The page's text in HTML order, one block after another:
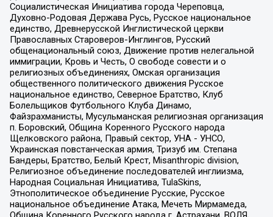
Социалистическая Инициатива города Череповца,
Духовно-Родовая Держава Русь, Русское национальное
единство, Древнерусской Инглистической церкви
Православных Староверов-Инглингов, Русский
общенациональный союз, Движение против нелегальной
иммиграции, Кровь и Честь, О свободе совести и о
религиозных объединениях, Омская организация
общественного политического движения Русское
национальное единство, Северное Братство, Клуб
Болельщиков Футбольного Клуба Динамо,
Файзрахманисты, Мусульманская религиозная организация
п. Боровский, Община Коренного Русского народа
Щелковского района, Правый сектор, УНА - УНСО,
Украинская повстанческая армия, Тризуб им. Степана
Бандеры, Братство, Белый Крест, Misanthropic division,
Религиозное объединение последователей инглиизма,
Народная Социальная Инициатива, TulaSkins,
Этнополитическое объединение Русские, Русское
национальное объединение Атака, Мечеть Мирмамеда,